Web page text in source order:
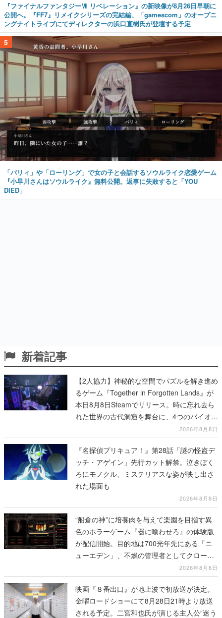
『ファイナルファンタジーⅦ リベレーション』の新映像が8月26日早朝に
公開へ。『FF7』リメイクシリーズの完結編、「gamescom」のオープニ
ングナイトライブにてディレクターの浜口直樹氏が登壇する予定
5
「パリィ」や「ローリング」で女の子と会話するソウルライク恋愛ゲーム
『小早川さんはソウルライク』無料公開。返事に失敗すると「YOU
DIED」
新着記事
【2人協力】神秘的な空間でパズルを解き進め
るゲーム『Together in Forgotten Lands』が
本日8月8日Steamでリリース。時に忘れ去ら
れた世界の古代洞窟を舞台に、4つのバイオー
2026年8月8日
『名探偵プリキュア！』第28話「謎の怪盗デ
ッチ・アゲイン」先行カット解禁。泣きぼく
ろにモノクル、ミステリアスな姿が映し出さ
れた場面も
2026年8月8日
“船倉の神”に培養肉を与えて楽園を目指す異
色のホラーゲーム『器に喰わせろ』の体験版
が配信開始。目的地は700光年先にある「ニ
ューエデン」、不燃の管理者としてクローン
人間を増やし、加工して神に捧げる2026年8月8日
映画『８番出口』が地上波で初放送が決定。
金曜ロードショーにて8月28日21時より放送
される予定。二宮和也氏が演じる主人公“迷う